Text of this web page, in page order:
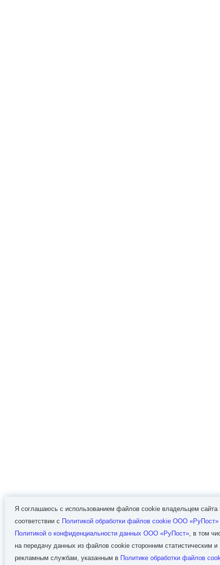
Я соглашаюсь с использованием файлов cookie владельцем сайта
соответствии с Политикой обработки файлов сookie ООО «РуПост»
Политикой о конфиденциальности данных ООО «РуПост», в том
на передачу данных из файлов cookie сторонним статистическим и
рекламным службам, указанным в Политике обработки файлов